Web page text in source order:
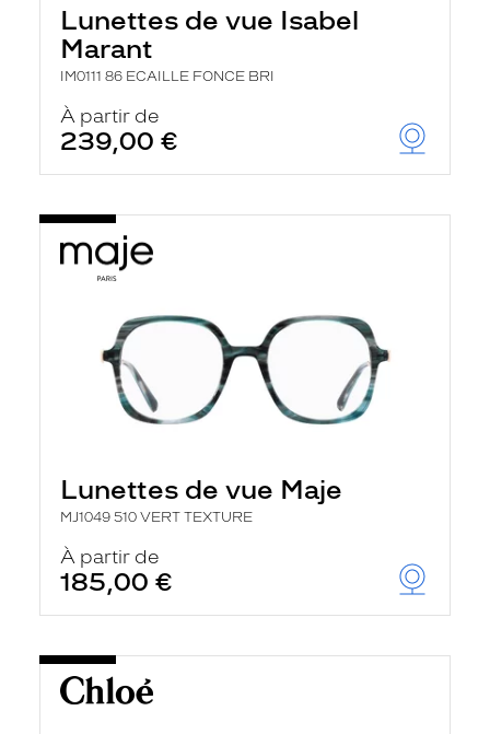
Lunettes de vue Isabel
Marant
IM0111 86 ECAILLE FONCE BRI
À partir de
239,00 €
Lunettes de vue Maje
MJ1049 510 VERT TEXTURE
À partir de
185,00 €